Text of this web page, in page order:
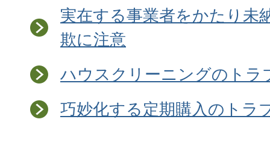
実在する事業者をかたり未
欺に注意
ハウスクリーニングのトラ
巧妙化する定期購入のトラ